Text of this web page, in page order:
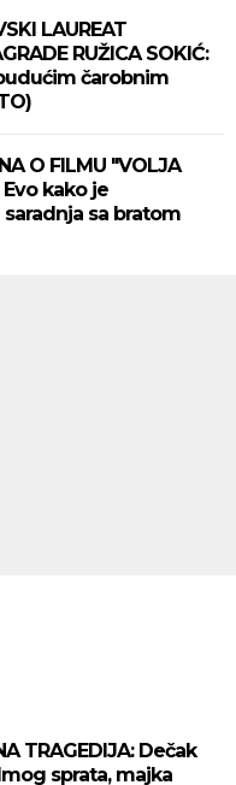
LAUREAT
RUŽICA SOKIĆ:
čarobnim
O FILMU "VOLJA
Evo kako je
sa bratom
TRAGEDIJA: Dečak
sprata, majka